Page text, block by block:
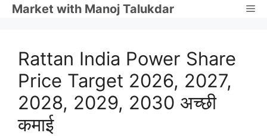
SkipMarket with Manoj Talukdar
Rattan India Power Share
Price Target 2026, 2027,
2028, 2029, 2030 अच्छी
कमाई